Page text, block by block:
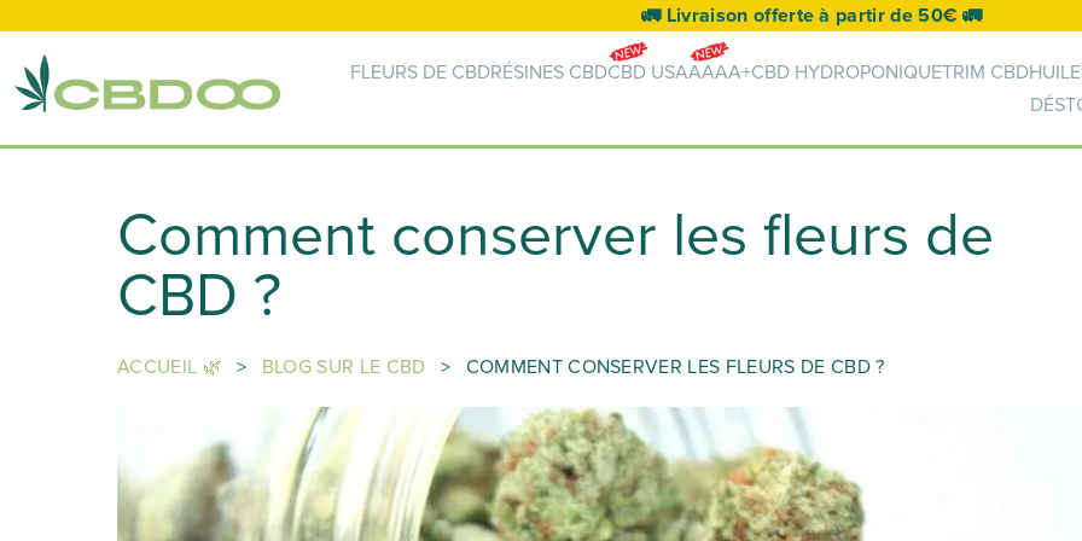
🚛 Livraison offerte à partir de 50€ 🚛
FLEURS DE CBDRÉSINES CBDCBD USAAAAA+CBD HYDROPONIQUETRIM CBD
Comment conserver les fleurs de
CBD ?
ACCUEIL 🌿 > BLOG SUR LE CBD > COMMENT CONSERVER LES FLEURS DE CBD ?